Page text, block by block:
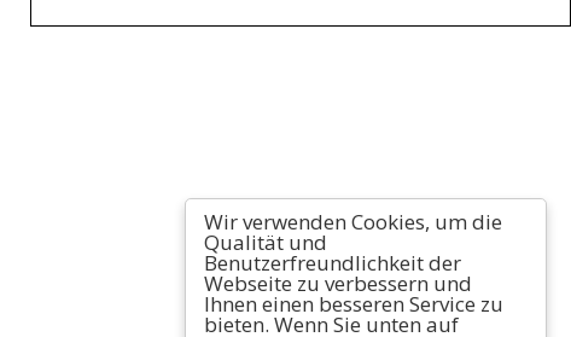
Wir verwenden Cookies, um die
Qualität und
Benutzerfreundlichkeit der
Webseite zu verbessern und
Ihnen einen besseren Service zu
bieten. Wenn Sie unten auf